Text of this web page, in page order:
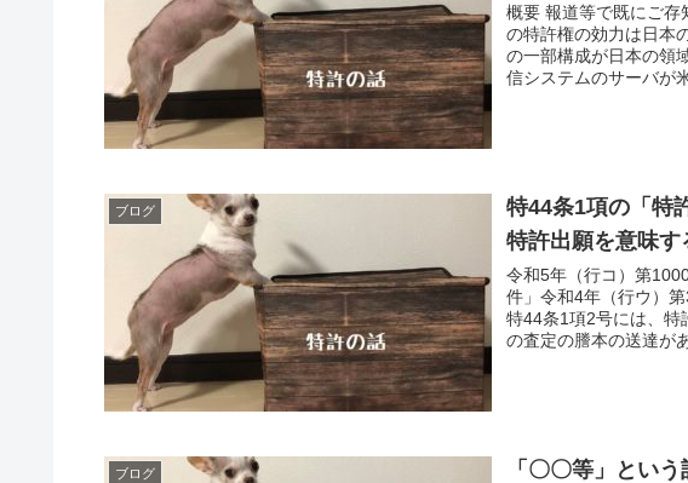
概要 報道等で既にご存
の特許権の効力は日本
の一部構成が日本の領
信システムのサーバが
ブログ
特44条1項の「特
特許出願を意味す
令和5年（行コ）第
件」令和4年（行ウ）
特44条1項2号には、特
の査定の謄本の送達が
ブログ
「〇〇等」とい